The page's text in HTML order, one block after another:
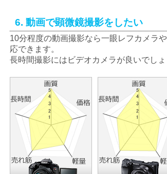
6. 動画で顕微鏡撮影をしたい
10分程度の動画撮影なら一眼レフカメラ
応できます。
長時間撮影にはビデオカメラが良いでしょ